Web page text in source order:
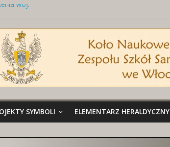
woj.
ulicy
miast
Polski i herbem
z herbami miast
SYMBOLI ELEMENTARZ HERALDYCZNY